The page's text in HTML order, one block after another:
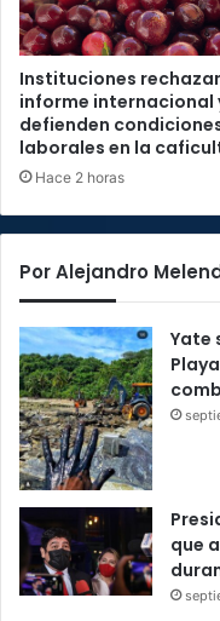
Instituciones
informe internacional
defienden
laborales en la
Hace 2 horas
Por Alejandro
Yate
que